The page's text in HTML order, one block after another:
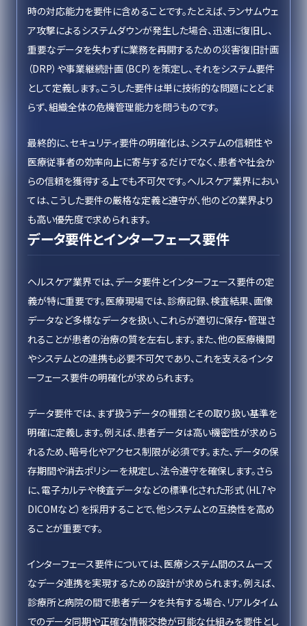
時の対応能力を要件に含めることです。たとえば、ランサムウェ
ア攻撃によるシステムダウンが発生した場合、迅速に復旧し、
重要なデータを失わずに業務を再開するための災害復旧計画
（DRP）や事業継続計画（BCP）を策定し、それをシステム要件
として定義します。こうした要件は単に技術的な問題にとどま
らず、組織全体の危機管理能力を問うものです。
最終的に、セキュリティ要件の明確化は、システムの信頼性や
医療従事者の効率向上に寄与するだけでなく、患者や社会か
らの信頼を獲得する上でも不可欠です。ヘルスケア業界におい
ては、こうした要件の厳格な定義と遵守が、他のどの業界より
も高い優先度で求められます。
データ要件とインターフェース要件
ヘルスケア業界では、データ要件とインターフェース要件の定
義が特に重要です。医療現場では、診療記録、検査結果、画像
データなど多様なデータを扱い、これらが適切に保存・管理さ
れることが患者の治療の質を左右します。また、他の医療機関
やシステムとの連携も必要不可欠であり、これを支えるインタ
ーフェース要件の明確化が求められます。
データ要件では、まず扱うデータの種類とその取り扱い基準を
明確に定義します。例えば、患者データは高い機密性が求めら
れるため、暗号化やアクセス制限が必須です。また、データの保
存期間や消去ポリシーを規定し、法令遵守を確保します。さら
に、電子カルテや検査データなどの標準化された形式（HL7や
DICOMなど）を採用することで、他システムとの互換性を高め
ることが重要です。
インターフェース要件については、医療システム間のスムーズ
なデータ連携を実現するための設計が求められます。例えば、
診療所と病院の間で患者データを共有する場合、リアルタイム
でのデータ同期や正確な情報交換が可能な仕組みを要件とし